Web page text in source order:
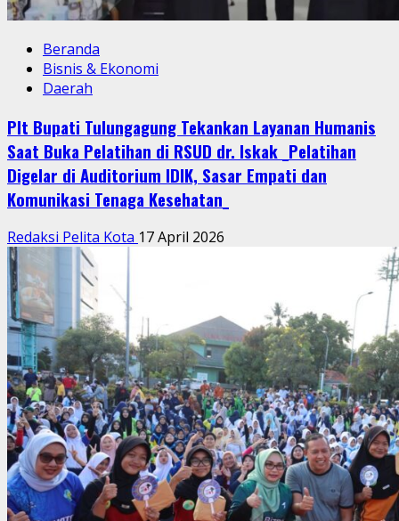
Beranda
Bisnis & Ekonomi
Daerah
Plt Bupati Tulungagung Tekankan Layanan Humanis
Saat Buka Pelatihan di RSUD dr. Iskak _Pelatihan
Digelar di Auditorium IDIK, Sasar Empati dan
Komunikasi Tenaga Kesehatan_
Redaksi Pelita Kota 17 April 2026